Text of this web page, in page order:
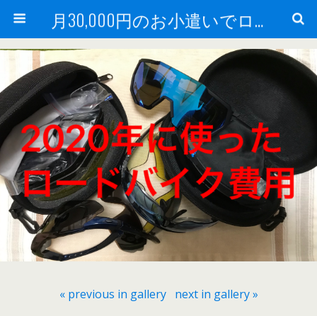
月30,000円のお小遣いでロードバイク
« previous in gallery next in gallery »